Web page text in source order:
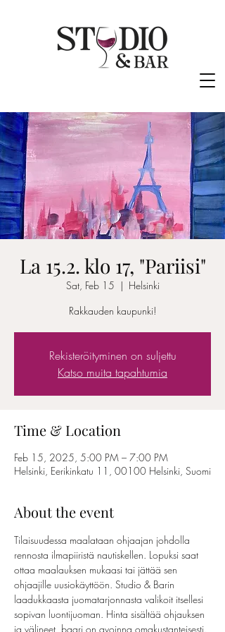
La 15.2. klo 17, "Pariisi"
Sat, Feb 15
  |
Helsinki
Rakkauden kaupunki!
Rekisteröityminen on suljettu
Katso muita tapahtumia
Time & Location
Feb 15, 2025, 5:00 PM – 7:00 PM
Helsinki, Eerikinkatu 11, 00100 Helsinki, Suomi
About the event
Tilaisuudessa maalataan ohjaajan johdolla
rennosta ilmapiiristä nautiskellen. Lopuksi saat
ottaa maalauksen mukaasi tai jättää sen
ohjaajille uusiokäyttöön. Studio & Barin
laadukkaasta juomatarjonnasta valikoit itsellesi
sopivan luontijuoman. Hinta sisältää ohjauksen
ja välineet, baari on avoinna omakustanteisesti.